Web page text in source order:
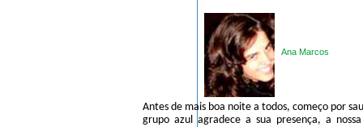
Ana Marcos
Antes de mais boa noite a todos, começo por
grupo azul agradece a sua presença, a